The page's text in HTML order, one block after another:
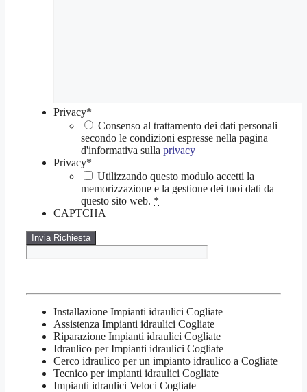
Privacy*
Consenso al trattamento dei dati personali
secondo le condizioni espresse nella pagina
d'informativa sulla privacy
Privacy*
Utilizzando questo modulo accetti la
memorizzazione e la gestione dei tuoi dati da
questo sito web. *
CAPTCHA
Installazione Impianti idraulici Cogliate
Assistenza Impianti idraulici Cogliate
Riparazione Impianti idraulici Cogliate
Idraulico per Impianti idraulici Cogliate
Cerco idraulico per un impianto idraulico a Cogliate
Tecnico per impianti idraulici Cogliate
Impianti idraulici Veloci Cogliate